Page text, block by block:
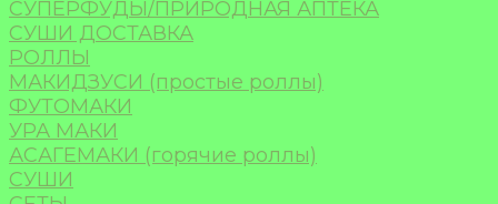
СУПЕРФУДЫ/ПРИРОДНАЯ АПТЕКА
СУШИ ДОСТАВКА
РОЛЛЫ
МАКИДЗУСИ (простые роллы)
ФУТОМАКИ
УРА МАКИ
АСАГЕМАКИ (горячие роллы)
СУШИ